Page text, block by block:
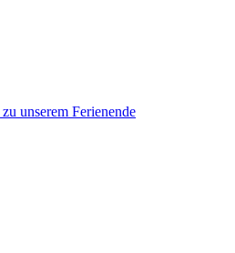
unserem Ferienende